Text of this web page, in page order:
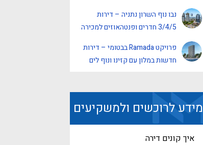
נבו נוף השרון נתניה – דירות
3/4/5 חדרים ופנטהאוזים למכירה
פרויקט Ramada בבטומי – דירות
חדשות במלון עם קזינו ונוף לים
מידע לרוכשים ולמשקיעים
איך קונים דירה